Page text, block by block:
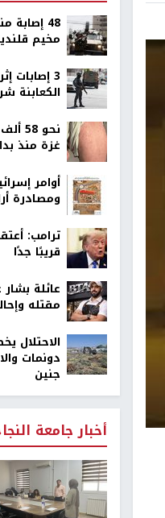
48
مخيم
‏3 إصابات
الكعابنة
نحو
غزة منذ
أوامر
ومصادرة
ترامب:
قريبًا جدًا
عائلة
مقتله
جنين
أخبار جامعة